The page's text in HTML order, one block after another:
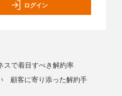
ログイン
スで着目すべき解約率
顧客に寄り添った解約手